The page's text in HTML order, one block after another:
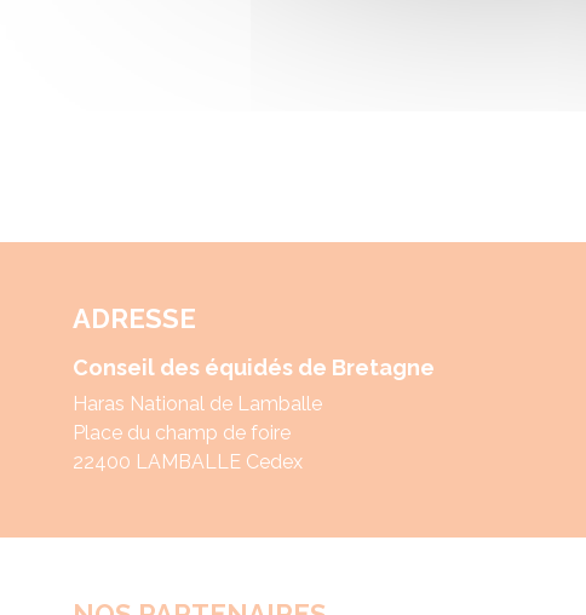
ADRESSE
Conseil des équidés de Bretagne
Haras National de Lamballe
Place du champ de foire
22400 LAMBALLE Cedex